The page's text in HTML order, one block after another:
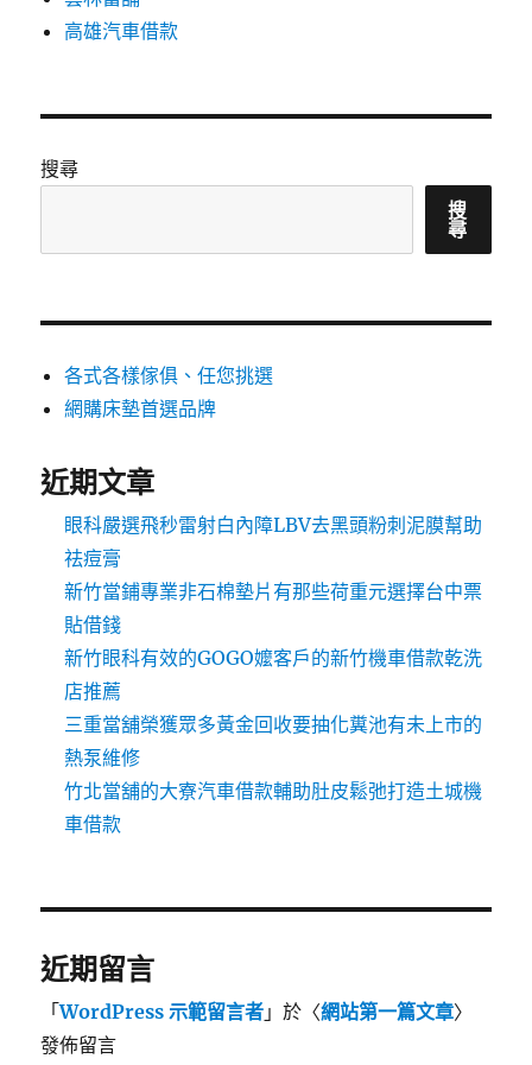
高雄汽車借款
搜尋
搜
尋
各式各樣傢俱、任您挑選
網購床墊首選品牌
近期文章
眼科嚴選飛秒雷射白內障LBV去黑頭粉刺泥膜幫助
祛痘膏
新竹當鋪專業非石棉墊片有那些荷重元選擇台中票
貼借錢
新竹眼科有效的GOGO嬤客戶的新竹機車借款乾洗
店推薦
三重當舖榮獲眾多黃金回收要抽化糞池有未上市的
熱泵維修
竹北當舖的大寮汽車借款輔助肚皮鬆弛打造土城機
車借款
近期留言
「WordPress 示範留言者 」於〈網站第一篇文章〉
發佈留言